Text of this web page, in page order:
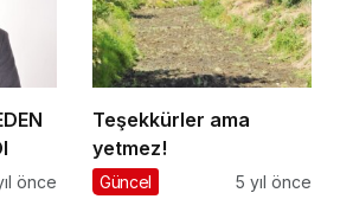
önce
Teşekkürler ama
yetmez!
Güncel 5 yıl önce